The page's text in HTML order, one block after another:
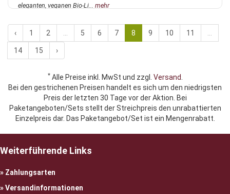
eleganten, veganen Bio-Li... mehr
‹ 1 2 ... 5 6 7 8 9 10 11 ...
14 15 ›
*Alle Preise inkl. MwSt und zzgl. Versand.
Bei den gestrichenen Preisen handelt es sich um den niedrigsten
Preis der letzten 30 Tage vor der Aktion. Bei
Paketangeboten/Sets stellt der Streichpreis den unrabattierten
Einzelpreis dar. Das Paketangebot/Set ist ein Mengenrabatt.
Weiterführende Links
Zahlungsarten
Versandinformationen